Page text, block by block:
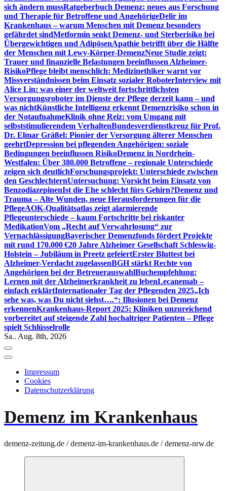
sich ändern mussRatgeberbuch Demenz: neues aus Forschung
und Therapie für Betroffene und AngehörigeDelir im
Krankenhaus – warum Menschen mit Demenz besonders
gefährdet sindMetformin senkt Demenz- und Sterberisiko bei
Übergewichtigen und AdipösenApathie betrifft über die Hälfte
der Menschen mit Lewy-Körper-DemenzNeue Studie zeigt:
Trauer und finanzielle Belastungen beeinflussen Alzheimer-
RisikoPflege bleibt menschlich: Medizinethiker warnt vor
Missverständnissen beim Einsatz sozialer RoboterInterview mit
Alice Lin: was einer der weltweit fortschrittlichsten
Versorgungsroboter im Dienste der Pflege derzeit kann – und
was nichtKünstliche Intelligenz erkennt Demenzrisiko schon in
der NotaufnahmeKlinik ohne Reiz: vom Umgang mit
selbststimulierendem VerhaltenBundesverdienstkreuz für Prof.
Dr. Elmar Gräßel: Pionier der Versorgung älterer Menschen
geehrtDepression bei pflegenden Angehörigen: soziale
Bedingungen beeinflussen RisikoDemenz in Nordrhein-
Westfalen: Über 380.000 Betroffene – regionale Unterschiede
zeigen sich deutlichForschungsprojekt: Unterschiede zwischen
den GeschlechternUntersuchung: Vorsicht beim Einsatz von
BenzodiazepinenIst die Ehe schlecht fürs Gehirn?Demenz und
Trauma – Alte Wunden, neue Herausforderungen für die
PflegeAOK-Qualitätsatlas zeigt alarmierende
Pflegeunterschiede – kaum Fortschritte bei riskanter
MedikationVom „Recht auf Verwahrlosung“ zur
VernachlässigungBayerischer Demenzfonds fördert Projekte
mit rund 170.000 €20 Jahre Alzheimer Gesellschaft Schleswig-
Holstein – Jubiläum in Preetz gefeiertErster Bluttest bei
Alzheimer-Verdacht zugelassenBGH stärkt Rechte von
Angehörigen bei der BetreuerauswahlBuchempfehlung:
Lernen mit der Alzheimerkrankheit zu lebenLecanemab –
einfach erklärtInternationaler Tag der Pflegenden 2025„Ich
sehe was, was Du nicht siehst….“: Illusionen bei Demenz
erkennenKrankenhaus-Report 2025: Kliniken unzureichend
vorbereitet auf steigende Zahl hochaltriger Patienten – Pflege
spielt Schlüsselrolle
Sa.. Aug. 8th, 2026
Impressum
Cookies
Datenschutzerklärung
Demenz im Krankenhaus
demenz-zeitung.de / demenz-im-krankenhaus.de / demenz-nrw.de